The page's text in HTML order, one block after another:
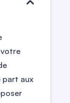
part aux